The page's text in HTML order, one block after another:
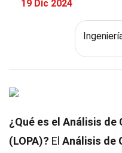
19 Dic 2024
¿Qué es el Análisis
(LOPA)? El Análisis de